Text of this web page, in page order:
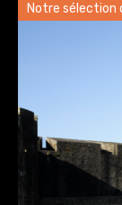
Notre sélection